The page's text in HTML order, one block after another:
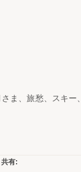
ま、旅愁、スキー、
共有: